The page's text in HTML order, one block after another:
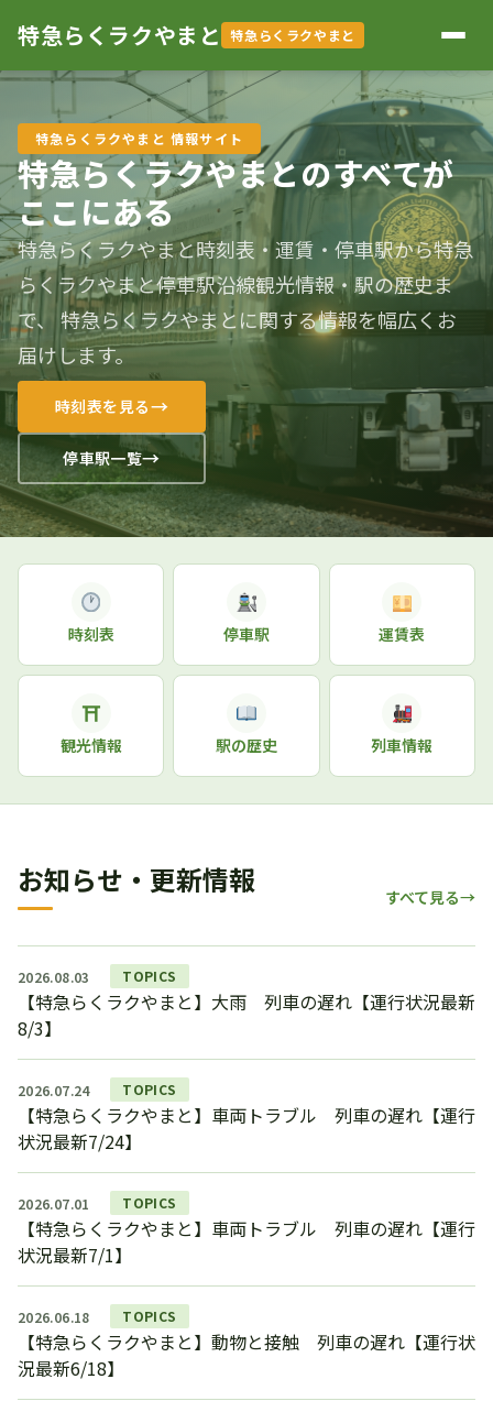
特急らくラクやまと 特急らくラクやまと
特急らくラクやまと 情報サイト
特急らくラクやまとのすべてが
ここにある
特急らくラクやまと時刻表・運賃・停車駅から特急
らくラクやまと停車駅沿線観光情報・駅の歴史ま
で、
特急らくラクやまとに関する情報を幅広くお
届けします。
時刻表を見る
停車駅一覧
時刻表 停車駅 運賃表
⛩
観光情報 駅の歴史 列車情報
お知らせ・更新情報 すべて見る
2026.08.03 TOPICS
【特急らくラクやまと】大雨 列車の遅れ【運行状況最新
8/3】
2026.07.24 TOPICS
【特急らくラクやまと】車両トラブル 列車の遅れ【運行
状況最新7/24】
2026.07.01 TOPICS
【特急らくラクやまと】車両トラブル 列車の遅れ【運行
状況最新7/1】
2026.06.18 TOPICS
【特急らくラクやまと】動物と接触 列車の遅れ【運行状
況最新6/18】